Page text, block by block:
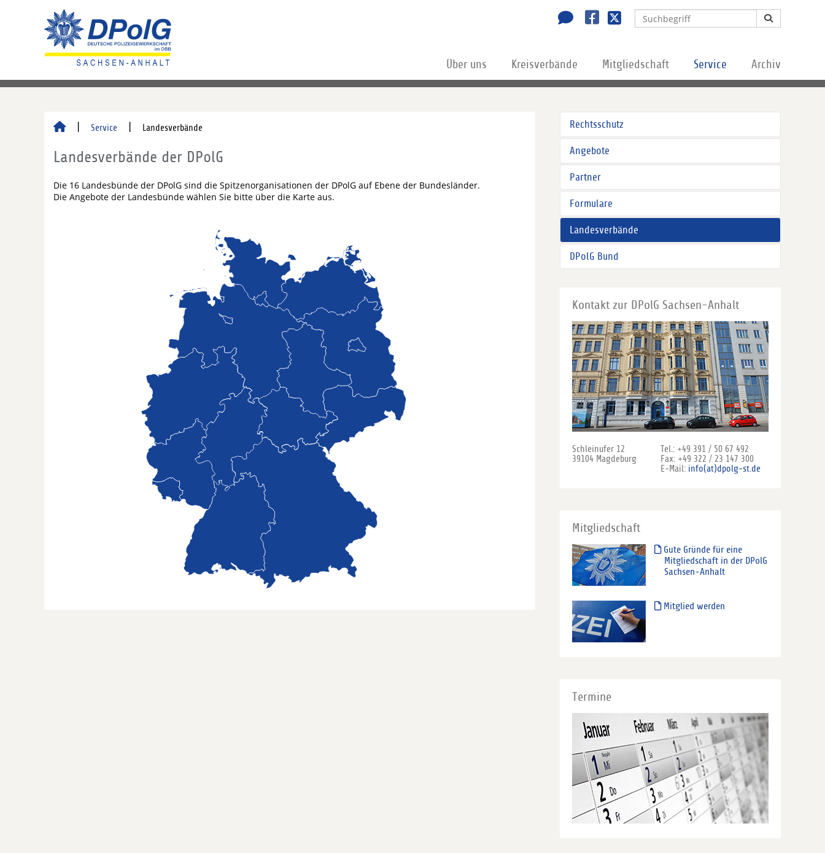
Über uns Kreisverbände Mitgliedschaft Service Archiv
Service Landesverbände
Landesverbände der DPolG
Die 16 Landesbünde der DPolG sind die Spitzenorganisationen der DPolG auf Ebene der Bundesländer.
Die Angebote der Landesbünde wählen Sie bitte über die Karte aus.
Rechtsschutz
Angebote
Partner
Formulare
Landesverbände
DPolG Bund
Kontakt zur DPolG Sachsen-Anhalt
Schleinufer 12
39104 Magdeburg
Tel.: +49 391 / 50 67 492
Fax: +49 322 / 23 147 300
E-Mail: info(at)dpolg-st.de
Mitgliedschaft
Gute Gründe für eine
Mitgliedschaft in der DPolG
Sachsen-Anhalt
Mitglied werden
Termine